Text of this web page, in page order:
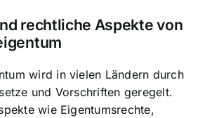
rechtliche Aspekte von
wird in vielen Ländern durch
und Vorschriften geregelt.
wie Eigentumsrechte,